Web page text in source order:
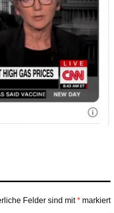
Felder sind mit* markiert